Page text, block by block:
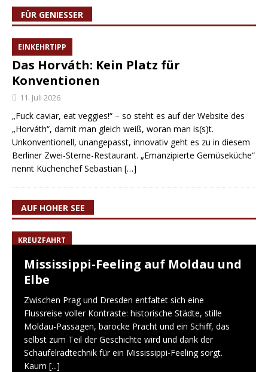
FÜR GENIESSER
EINKEHRTIPP
Das Horváth: Kein Platz für
Konventionen
11. Juli 2026
„Fuck caviar, eat veggies!“ – so steht es auf der Website des
„Horváth“, damit man gleich weiß, woran man is(s)t.
Unkonventionell, unangepasst, innovativ geht es zu in diesem
Berliner Zwei-Sterne-Restaurant. „Emanzipierte Gemüseküche“
nennt Küchenchef Sebastian […]
AUF HOHER SEE
KREUZFAHRT
Mississippi-Feeling auf Moldau und
Elbe
Zwischen Prag und Dresden entfaltet sich eine
Flussreise voller Kontraste: historische Städte, stille
Moldau-Passagen, barocke Pracht und ein Schiff, das
selbst zum Teil der Geschichte wird und dank der
Schaufelradtechnik für ein Mississippi-Feeling sorgt.
Kaum [...]